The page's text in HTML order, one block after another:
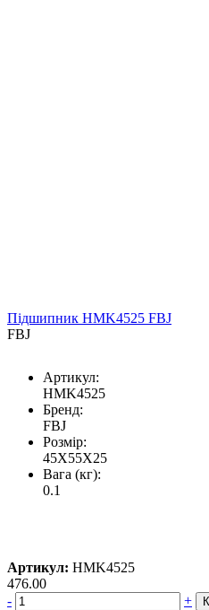
Підшипник HMK4525 FBJ
FBJ
Артикул:
HMK4525
Бренд:
FBJ
Розмір:
45X55X25
Вага (кг):
0.1
Артикул: HMK4525
476.00
-
+